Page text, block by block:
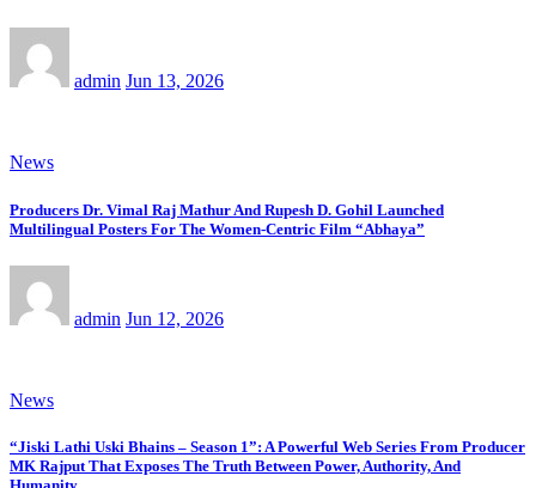
admin Jun 13, 2026
News
Producers Dr. Vimal Raj Mathur And Rupesh D. Gohil Launched
Multilingual Posters For The Women-Centric Film “Abhaya”
admin Jun 12, 2026
News
“Jiski Lathi Uski Bhains – Season 1”: A Powerful Web Series From Producer
MK Rajput That Exposes The Truth Between Power, Authority, And